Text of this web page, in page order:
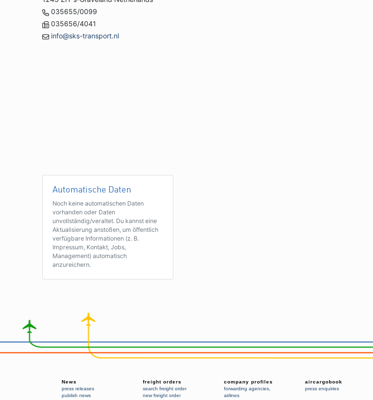
035655/0099
035656/4041
info@sks-transport.nl
Automatische Daten
Noch keine automatischen Daten
vorhanden oder Daten
unvollständig/veraltet. Du kannst eine
Aktualisierung anstoßen, um öffentlich
verfügbare Informationen (z. B.
Impressum, Kontakt, Jobs,
Management) automatisch
anzureichern.
News
press releases
publish news
freight orders
search freight order
new freight order
company profiles
forwarding agencies
airlines
aircargobook
press enquiries